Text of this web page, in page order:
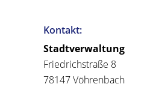
Kontakt:
Stadtverwaltung
Friedrichstraße 8
78147 Vöhrenbach